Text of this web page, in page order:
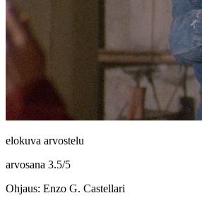
elokuva arvostelu
arvosana 3.5/5
Ohjaus: Enzo G. Castellari